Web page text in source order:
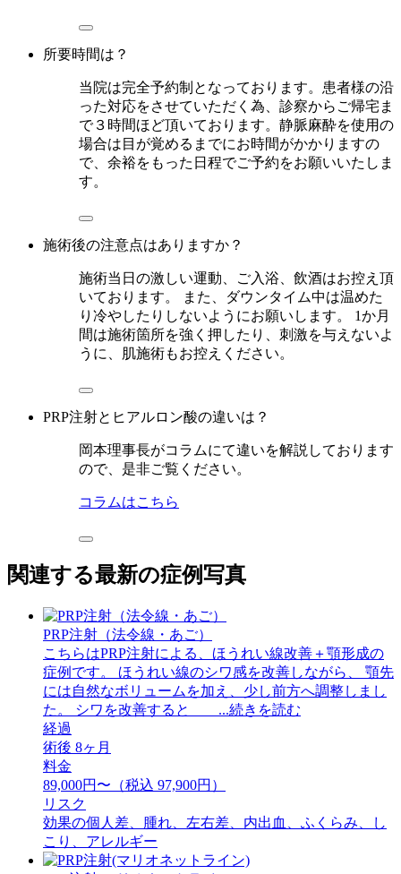
所要時間は？
当院は完全予約制となっております。患者様の沿
った対応をさせていただく為、診察からご帰宅ま
で３時間ほど頂いております。静脈麻酔を使用の
場合は目が覚めるまでにお時間がかかりますの
で、余裕をもった日程でご予約をお願いいたしま
す。
施術後の注意点はありますか？
施術当日の激しい運動、ご入浴、飲酒はお控え頂
いております。 また、ダウンタイム中は温めた
り冷やしたりしないようにお願いします。 1か月
間は施術箇所を強く押したり、刺激を与えないよ
うに、肌施術もお控えください。
PRP注射とヒアルロン酸の違いは？
岡本理事長がコラムにて違いを解説しております
ので、是非ご覧ください。
コラムはこちら
関連する最新の症例写真
PRP注射（法令線・あご）
こちらはPRP注射による、ほうれい線改善＋顎形成の
症例です。 ほうれい線のシワ感を改善しながら、 顎先
には自然なボリュームを加え、少し前方へ調整しまし
た。 シワを改善すると ...続きを読む
経過
術後 8ヶ月
料金
89,000円〜（税込 97,900円）
リスク
効果の個人差、腫れ、左右差、内出血、ふくらみ、し
こり、アレルギー